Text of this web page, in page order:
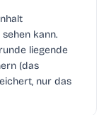
kann.
liegende
(das
nur das